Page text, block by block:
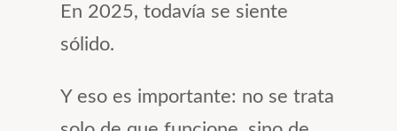
En 2025, todavía se siente
sólido.
Y eso es importante: no se trata